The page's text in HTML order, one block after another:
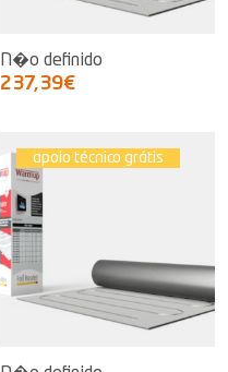
N�o definido
237,39€
apoio técnico grátis